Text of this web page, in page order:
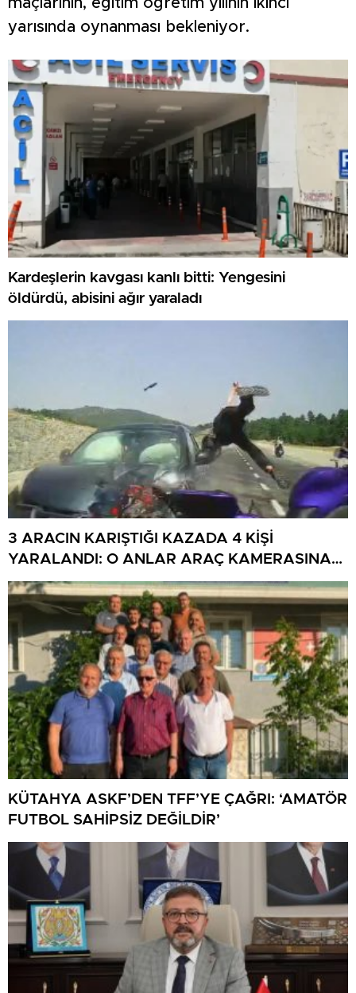
maçlarının, eğitim öğretim yılının ikinci
yarısında oynanması bekleniyor.
Kardeşlerin kavgası kanlı bitti: Yengesini
öldürdü, abisini ağır yaraladı
3 ARACIN KARIŞTIĞI KAZADA 4 KİŞİ
YARALANDI: O ANLAR ARAÇ KAMERASINA
YANSIDI
KÜTAHYA ASKF’DEN TFF’YE ÇAĞRI: ‘AMATÖR
FUTBOL SAHİPSİZ DEĞİLDİR’